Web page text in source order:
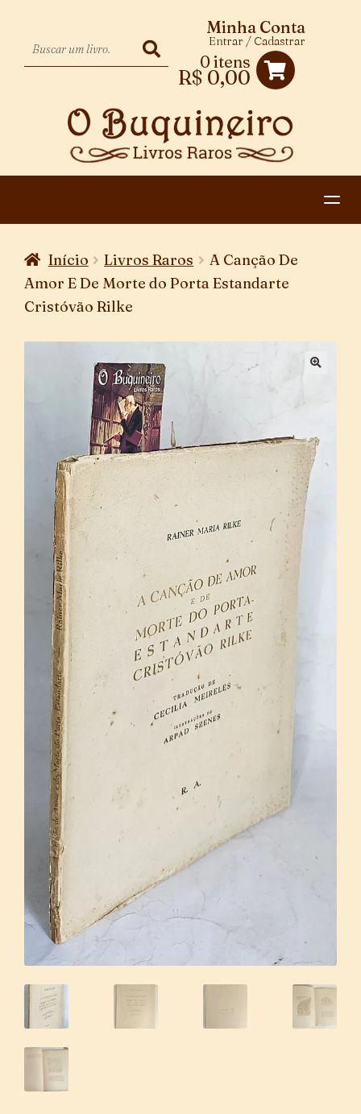
0 itens
R$ 0,00
Minha Conta
Entrar / Cadastrar
CATEGORIAS
EXPANDIR
MENU
PAGAMENTO E ENTREGA
CONTATO
Início Livros Raros
A Canção De
Amor E De Morte do Porta Estandarte
Cristóvão Rilke